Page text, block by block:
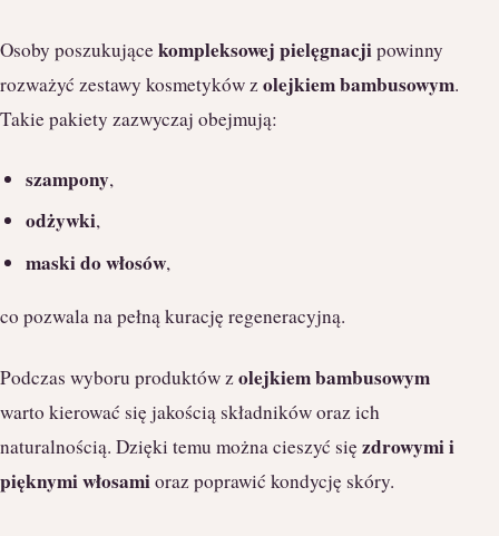
Osoby poszukującekompleksowej pielęgnacjipowinny
rozważyć zestawy kosmetyków zolejkiem bambusowym.
Takie pakiety zazwyczaj obejmują:
szampony,
odżywki,
maski do włosów,
co pozwala na pełną kurację regeneracyjną.
Podczas wyboru produktów zolejkiem bambusowym
warto kierować się jakością składników oraz ich
naturalnością. Dzięki temu można cieszyć się zdrowymi i
pięknymi włosamioraz poprawić kondycję skóry.